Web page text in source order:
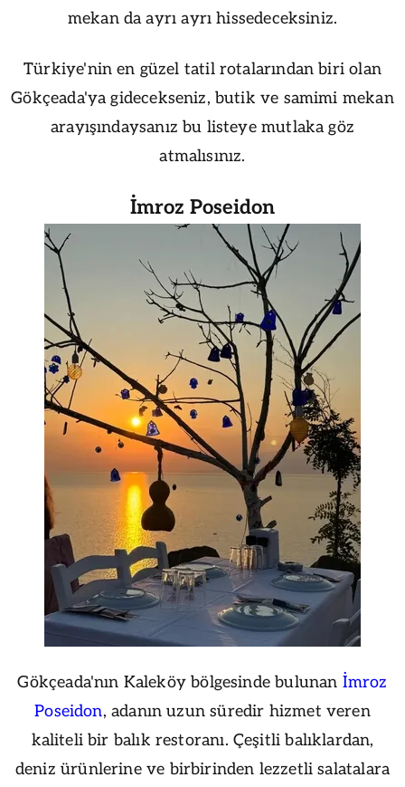
mekan da ayrı ayrı hissedeceksiniz.
Türkiye'nin en güzel tatil rotalarından biri olan
Gökçeada'ya gidecekseniz, butik ve samimi mekan
arayışındaysanız bu listeye mutlaka göz
atmalısınız.
İmroz Poseidon
Gökçeada'nın Kaleköy bölgesinde bulunan İmroz
Poseidon, adanın uzun süredir hizmet veren
kaliteli bir balık restoranı. Çeşitli balıklardan,
deniz ürünlerine ve birbirinden lezzetli salatalara